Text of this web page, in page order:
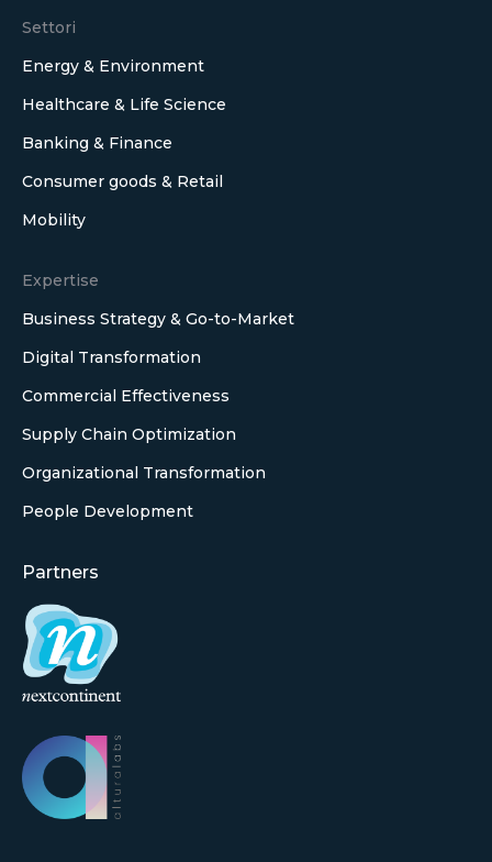
Settori
Energy & Environment
Healthcare & Life Science
Banking & Finance
Consumer goods & Retail
Mobility
Expertise
Business Strategy & Go-to-Market
Digital Transformation
Commercial Effectiveness
Supply Chain Optimization
Organizational Transformation
People Development
Partners